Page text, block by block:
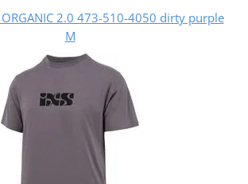
ORGANIC 2.0 473-510-4050 dirty purple
M